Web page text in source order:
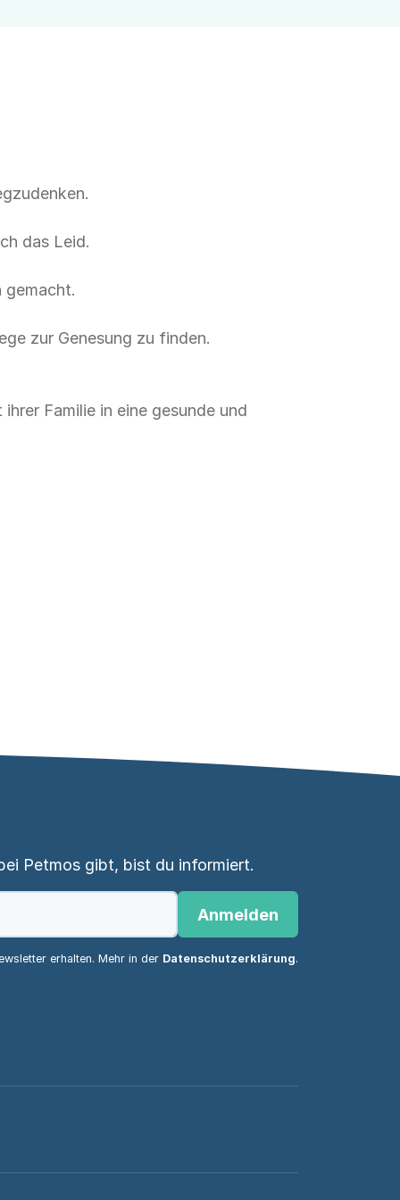
das Leid.
gemacht.
zur Genesung zu finden.
Familie in eine gesunde und
Petmos gibt, bist du informiert.
Anmelden
erhalten. Mehr in der Datenschutzerklärung.